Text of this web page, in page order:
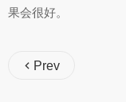
果会很好。
Prev